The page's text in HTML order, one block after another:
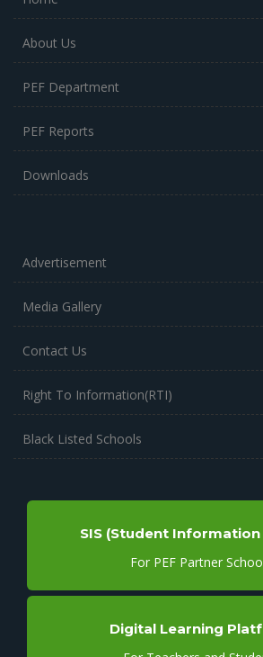
About Us
PEF Department
PEF Reports
Downloads
Advertisement
Media Gallery
Contact Us
Right To Information(RTI)
Black Listed Schools
SIS (Student Information
For PEF Partner
Digital Learning